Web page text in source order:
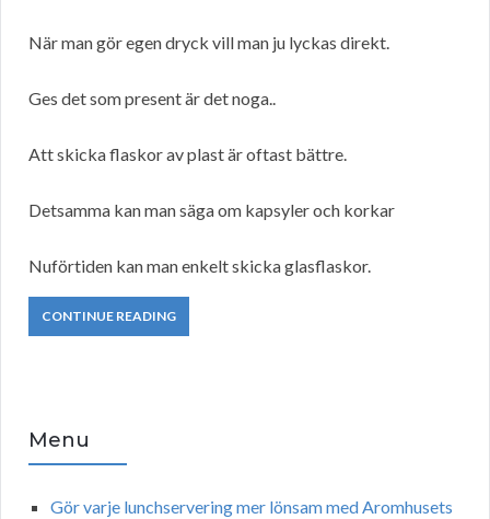
När man gör egen dryck vill man ju lyckas direkt.
Ges det som present är det noga..
Att skicka flaskor av plast är oftast bättre.
Detsamma kan man säga om kapsyler och korkar
Nuförtiden kan man enkelt skicka glasflaskor.
CONTINUE READING
Menu
Gör varje lunchservering mer lönsam med Aromhusets